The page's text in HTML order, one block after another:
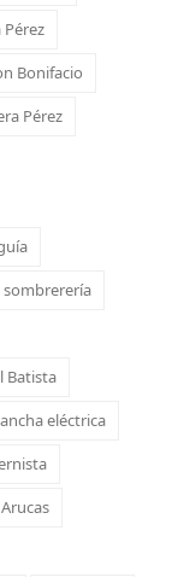
Pérez
Bonifacio
Pérez
Batista
eléctrica